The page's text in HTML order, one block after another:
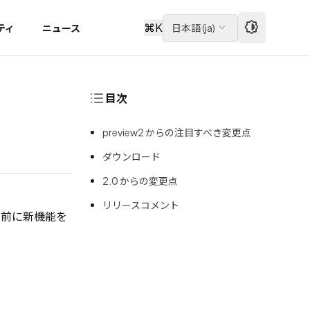
ィ ニュース ⌘K 日本語(ja)
に新機能を
目次
preview2 からの注目すべき変更点
ダウンロード
2.0 からの変更点
リリースコメント